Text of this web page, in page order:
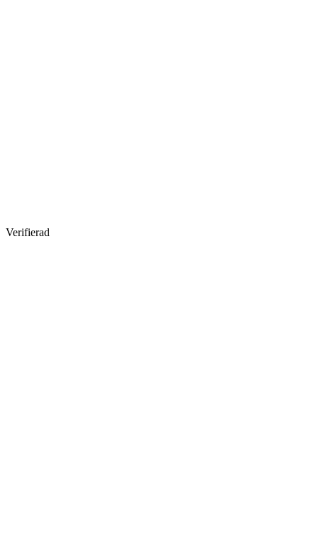
Verifierad